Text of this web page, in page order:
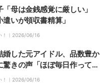
母は金銭感覚に厳しい」
遣いが領収書精算」
｜ 2026/06/16
婚した元アイドル、品数豊か
驚きの声「ほぼ毎日作って
｜ 2026/06/16